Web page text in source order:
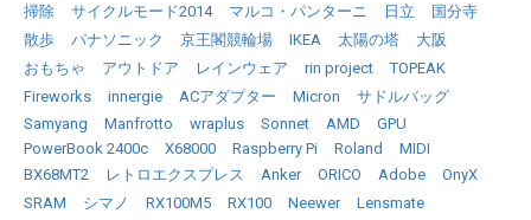
掃除
サイクルモード2014 マルコ・パンターニ 日立
国分寺
散歩
パナソニック 京王閣競輪場 IKEA 太陽の塔
大阪
おもちゃ
アウトドア レインウェア rin project
TOPEAK
Fireworks
innergie ACアダプター Micron
サドルバッグ
Samyang
Manfrotto wraplus Sonnet AMD
GPU
PowerBook 2400c
X68000 Raspberry Pi Roland
MIDI
BX68MT2
レトロエクスプレス Anker ORICO Adobe
OnyX
SRAM
シマノ RX100M5 RX100 Neewer
Lensmate